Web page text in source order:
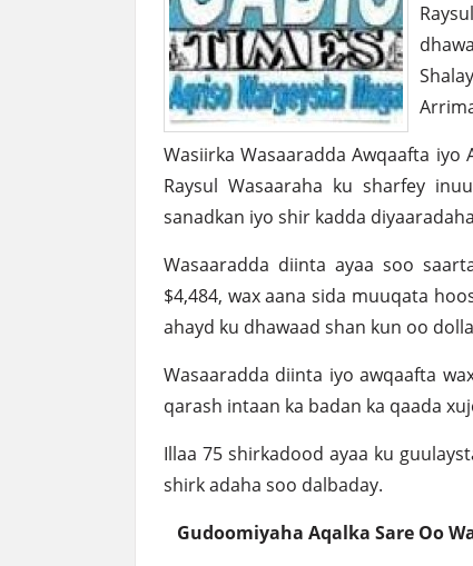
Wasiirka Wasaaradda Awqaafta iyo
Raysul Wasaaraha ku sharfey
sanadkan iyo shir kadda
Wasaaradda diinta ayaa soo
$4,484, wax aana sida muuqata
ahayd ku dhawaad shan kun oo
Wasaaradda diinta iyo awqaafta
qarash intaan ka badan ka qaada
Illaa 75 shirkadood ayaa ku
shirk adaha soo dalbaday.
Gudoomiyaha Aqalka Sare Oo